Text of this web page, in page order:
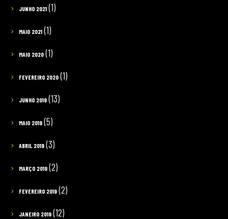
JUNHO 2021(1)
MAIO 2021(1)
MAIO 2020(1)
FEVEREIRO 2020(1)
JUNHO 2019(13)
MAIO 2019(5)
ABRIL 2019(3)
MARÇO 2019(2)
FEVEREIRO 2019(2)
JANEIRO 2019(12)